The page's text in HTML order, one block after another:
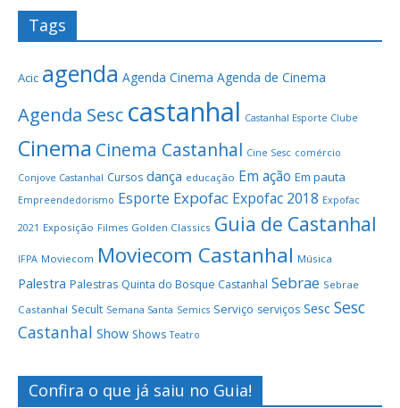
Tags
Acic agenda Agenda Cinema Agenda de Cinema
Agenda Sesc castanhal Castanhal Esporte Clube
Cinema Cinema Castanhal Cine Sesc comércio
Conjove Castanhal Cursos dança educação Em ação Em pauta
Empreendedorismo Esporte Expofac Expofac 2018 Expofac
2021 Exposição Filmes Golden Classics Guia de Castanhal
IFPA Moviecom Moviecom Castanhal Música
Palestra Palestras Quinta do Bosque Castanhal Sebrae Sebrae
Castanhal Secult Semana Santa Semics Serviço serviços Sesc Sesc
Castanhal Show Shows Teatro
Confira o que já saiu no Guia!